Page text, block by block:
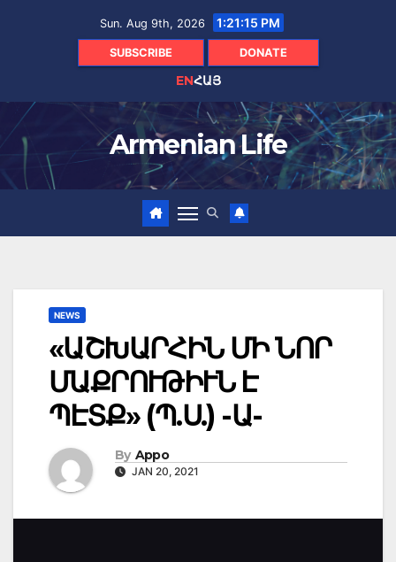
Sun. Aug 9th, 2026 1:21:17 PM
SUBSCRIBE DONATE
ENՀԱՅ
Armenian Life
NEWS
«ԱՇԽԱՐՀԻՆ ՄԻ ՆՈՐ
ՄԱՔՐՈՒԹԻՒՆ Է
ՊԷՏՔ» (Պ.Ս.) -Ա-
By Appo
JAN 20, 2021